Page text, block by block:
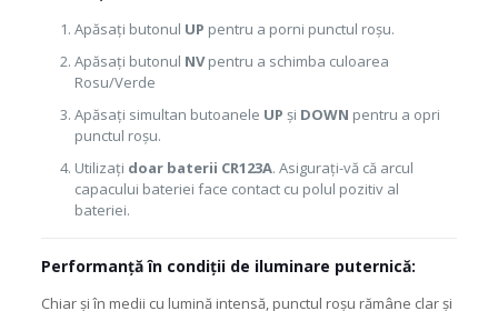
Apăsați butonul UP pentru a porni punctul roșu.
Apăsați butonul NVpentru a schimba culoarea
Rosu/Verde
Apăsați simultan butoanele UP și DOWN pentru a opri
punctul roșu.
Utilizați doar baterii CR123A. Asigurați-vă că arcul
capacului bateriei face contact cu polul pozitiv al
bateriei.
Performanță în condiții de iluminare puternică:
Chiar și în medii cu lumină intensă, punctul roșu rămâne clar și